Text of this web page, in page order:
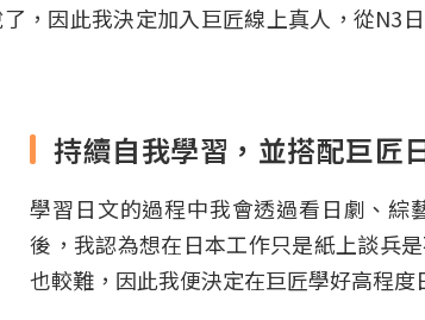
，因此我決定加入巨匠線上真人，從N3日
持續自我學習，並搭配巨匠
學習日文的過程中我會透過看日劇、綜
後，我認為想在日本工作只是紙上談兵
也較難，因此我便決定在巨匠學好高程度